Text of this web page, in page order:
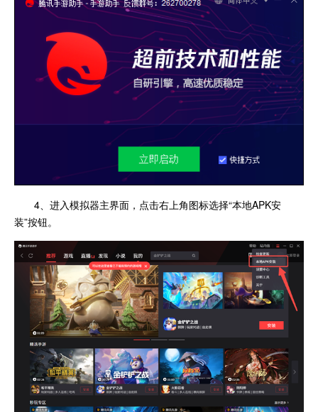
4、进入模拟器主界面，点击右上角图标选择“本地APK安
装”按钮。